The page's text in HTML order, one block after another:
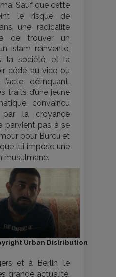
Sauf que cette
le risque de
une radicalité
de trouver un
Islam réinventé,
la société, et la
cédé au vice ou
délinquant.
traits d’une jeune
convaincu
par la croyance
parvient pas à se
pour Burcu et
lui impose une
musulmane.
Urban Distribution
et à Berlin, le
grande actualité.